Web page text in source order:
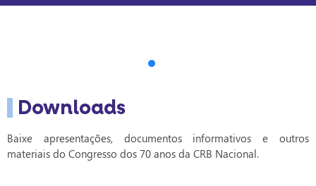
Downloads
Baixe apresentações, documentos informativos e outros
materiais do Congresso dos 70 anos da CRB Nacional.